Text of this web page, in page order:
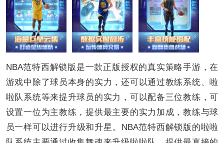
NBA范特西解锁版是一款正版授权的真实策略手游，在
游戏中除了球员本身的实力，还可以通过教练系统、啦
啦队系统等来提升球员的实力，可以配备三位教练，可
设置一位为主教练，提供最主要的实力加成，教练与球
员一样可以进行升级和升星。NBA范特西解锁版的啦啦